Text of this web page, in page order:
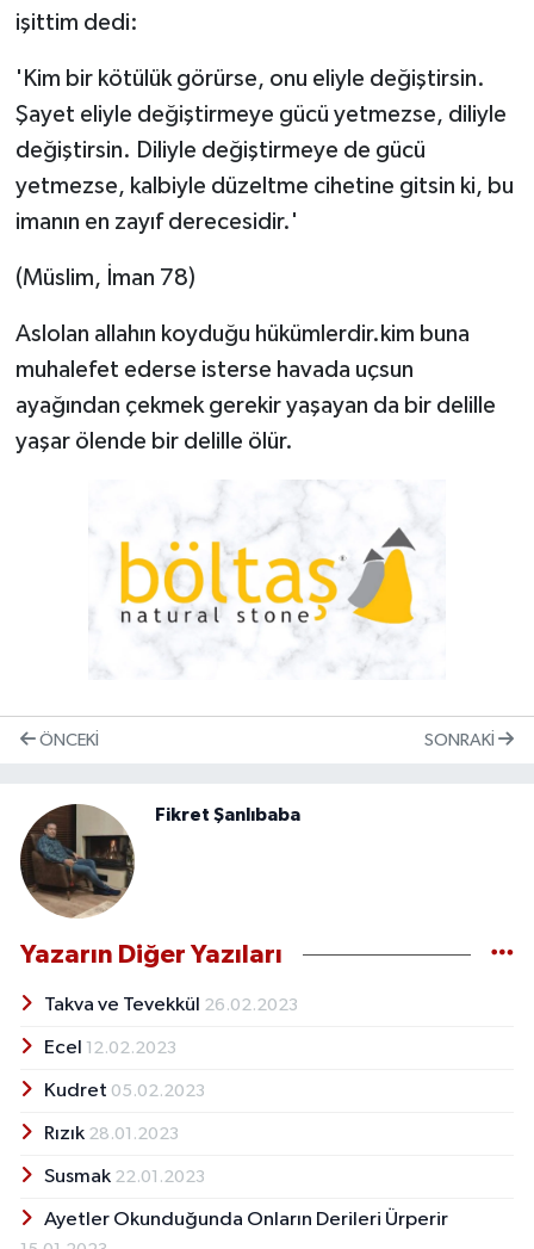
işittim dedi:
'Kim bir kötülük görürse, onu eliyle değiştirsin.
Şayet eliyle değiştirmeye gücü yetmezse, diliyle
değiştirsin. Diliyle değiştirmeye de gücü
yetmezse, kalbiyle düzeltme cihetine gitsin ki, bu
imanın en zayıf derecesidir.'
(Müslim, İman 78)
Aslolan allahın koyduğu hükümlerdir.kim buna
muhalefet ederse isterse havada uçsun
ayağından çekmek gerekir yaşayan da bir delille
yaşar ölende bir delille ölür.
ÖNCEKI SONRAKI
Fikret Şanlıbaba
Yazarın Diğer Yazıları
Takva ve Tevekkül 26.02.2023
Ecel 12.02.2023
Kudret 05.02.2023
Rızık 28.01.2023
Susmak 22.01.2023
Ayetler Okunduğunda Onların Derileri Ürperir